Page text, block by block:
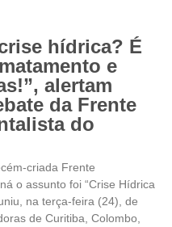
hídrica? É
e
alertam
da Frente
do
criada Frente
o assunto foi “Crise Hídrica
na terça-feira (24), de
de Curitiba, Colombo,